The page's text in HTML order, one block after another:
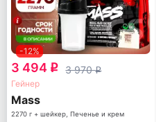
-12%
3 494 q 3 970q
Гейнер
Mass
2270 г + шейкер, Печенье и крем